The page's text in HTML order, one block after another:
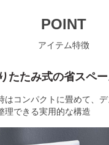
POINT
アイテム特徴
たたみ式の省スペ
はコンパクトに畳めて、
理できる実用的な構造